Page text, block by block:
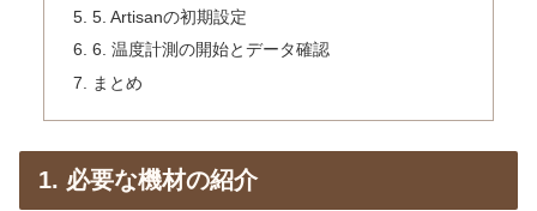
5. Artisanの初期設定
6. 温度計測の開始とデータ確認
まとめ
1. 必要な機材の紹介